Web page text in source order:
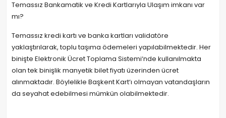
Temassız Bankamatik ve Kredi Kartlarıyla Ulaşım imkanı var
mı?
Temassız kredi kartı ve banka kartları validatöre
yaklaştırılarak, toplu taşıma ödemeleri yapılabilmektedir. Her
binişte Elektronik Ücret Toplama Sistemi‘nde kullanılmakta
olan tek binişlik manyetik bilet fiyatı üzerinden ücret
alınmaktadır. Böylelikle Başkent Kart‘ı olmayan vatandaşların
da seyahat edebilmesi mümkün olabilmektedir.